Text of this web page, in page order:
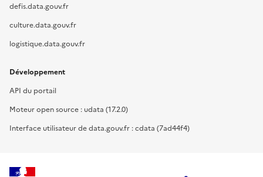
defis.data.gouv.fr
culture.data.gouv.fr
logistique.data.gouv.fr
Développement
API du portail
Moteur open source : udata (17.2.0)
Interface utilisateur de data.gouv.fr : cdata (7ad44f4)